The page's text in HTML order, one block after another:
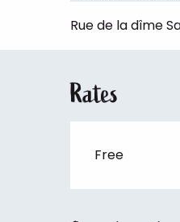
Rue de la dîme
Rates
Free